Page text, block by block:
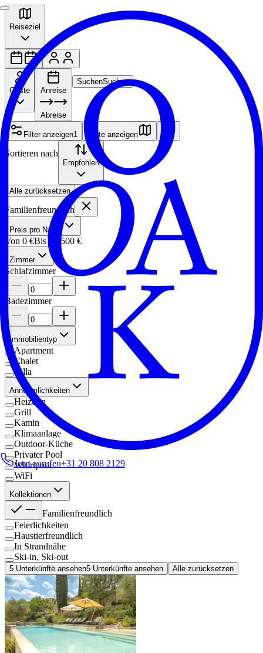
Jetzt anrufen+31 20 808 2129
Reiseziel
Gäste Anreise
Abreise
SuchenSuchen
Filter anzeigen1 Karte anzeigen
Sortieren nach
Empfohlen
Alle zurücksetzen
Familienfreundlich
Preis pro Nacht
Von 0 €Bis 12.500 €
Zimmer
Schlafzimmer
Badezimmer
Immobilientyp
Apartment
Chalet
Villa
Annehmlichkeiten
Heizung
Grill
Kamin
Klimaanlage
Outdoor-Küche
Privater Pool
Whirlpool
WiFi
Kollektionen
Familienfreundlich
Feierlichkeiten
Haustierfreundlich
In Strandnähe
Ski-in, Ski-out
5 Unterkünfte ansehen5 Unterkünfte ansehen Alle zurücksetzen